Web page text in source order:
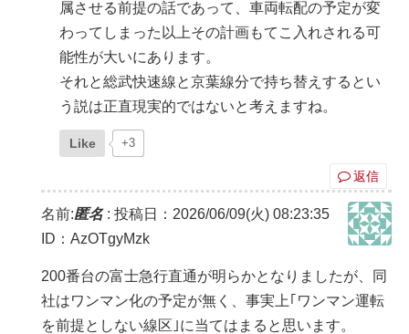
属させる前提の話であって、車両転配の予定が変
わってしまった以上その計画もてこ入れされる可
能性が大いにあります。
それと総武快速線と京葉線分で持ち替えするとい
う説は正直現実的ではないと考えますね。
Like +3
返信
名前:匿名: 投稿日：2026/06/09(火) 08:23:35
ID：AzOTgyMzk
200番台の富士急行直通が明らかとなりましたが、同
社はワンマン化の予定が無く、事実上｢ワンマン運転
を前提としない線区｣に当てはまると思います。